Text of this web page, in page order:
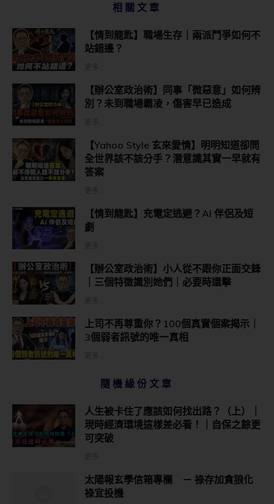
相關文章
【情到龍匙】職場生存｜兩派鬥爭如何不
站錯邊？
【辦公室政治術】同事「微惡意」如何辨
別？未到職場霸凌，傷害早已造成
【Yahoo Style 玄來愛情】明明知道卻問
全世界該不該分手？潛意識其實一早就有
答案
【情到龍匙】充電定逃避？AI 伴侶及短
劇
【辦公室政治術】小人從不跟你正面交鋒
｜三個特徵識別她們｜必要時還擊
上司不再尊重你？100個真實個案揭示｜
3個弱者訊號的唯一真相
隨機緣份文章
人生被卡住了應該如何找出路？（上）｜
現時經濟環境這樣差必看！｜自保之餘更
可突破
太陽報玄學信箱專欄 － 祿存加貪狼化
祿宜投機